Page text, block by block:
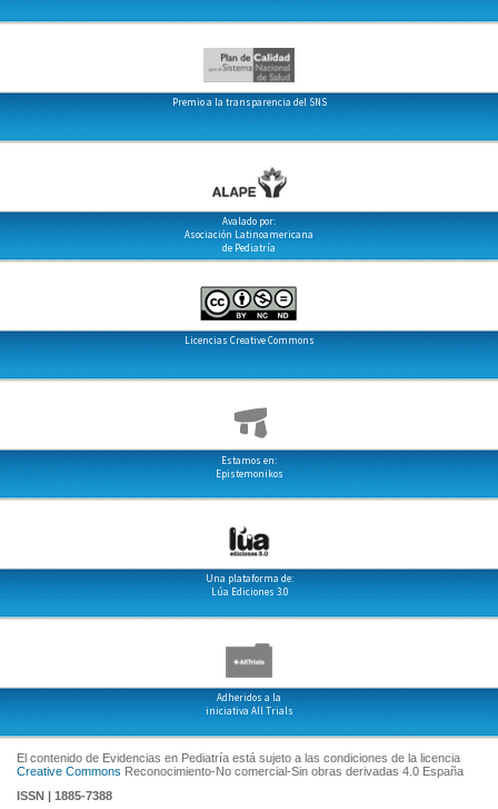
Premio a la transparencia del SNS
Avalado por:
Asociación Latinoamericana
de Pediatría
Licencias Creative Commons
Estamos en:
Epistemonikos
Una plataforma de:
Lúa Ediciones 3.0
Adheridos a la
iniciativa All Trials
El contenido de Evidencias en Pediatría está sujeto a las condiciones de la licencia
Creative Commons Reconocimiento-No comercial-Sin obras derivadas 4.0 España
ISSN | 1885-7388